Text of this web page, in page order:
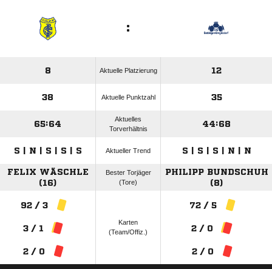
:
8 Aktuelle Platzierung 12
38 Aktuelle Punktzahl 35
65:64
Aktuelles
Torverhältnis
44:68
S | N | S | S | S Aktueller Trend S | S | S | N | N
FELIX WÄSCHLE
(16)
Bester Torjäger
(Tore)
PHILIPP BUNDSCHUH
(8)
92 / 3
3 / 1
2 / 0
Karten
(Team/Offiz.)
72 / 5
2 / 0
2 / 0